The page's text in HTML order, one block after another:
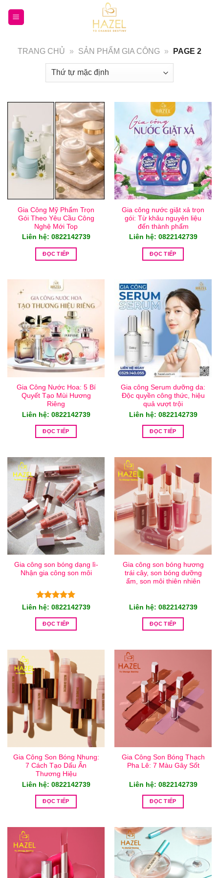
TRANG CHỦ
» SẢN PHẨM GIA CÔNG » PAGE 2
Gia Công Mỹ Phẩm Trọn
Gói Theo Yêu Cầu Công
Nghệ Mới Top
Liên hệ: 0822142739
ĐỌC TIẾP
Gia công nước giặt xả trọn
gói: Từ khâu nguyên liệu
đến thành phẩm
Liên hệ: 0822142739
ĐỌC TIẾP
Gia Công Nước Hoa: 5 Bí
Quyết Tạo Mùi Hương
Riêng
Liên hệ: 0822142739
ĐỌC TIẾP
Gia công Serum dưỡng da:
Độc quyền công thức, hiệu
quả vượt trội
Liên hệ: 0822142739
ĐỌC TIẾP
Gia công son bóng dạng lì-
Nhận gia công son môi
Được xếp
5 sao
Liên hệ: 0822142739
ĐỌC TIẾP
Gia công son bóng hương
trái cây, son bóng dưỡng
ẩm, son môi thiên nhiên
Liên hệ: 0822142739
ĐỌC TIẾP
Gia Công Son Bóng Nhung:
7 Cách Tạo Dấu Ấn
Thương Hiệu
Liên hệ: 0822142739
ĐỌC TIẾP
Gia Công Son Bóng Thạch
Pha Lê: 7 Màu Gây Sốt
Liên hệ: 0822142739
ĐỌC TIẾP